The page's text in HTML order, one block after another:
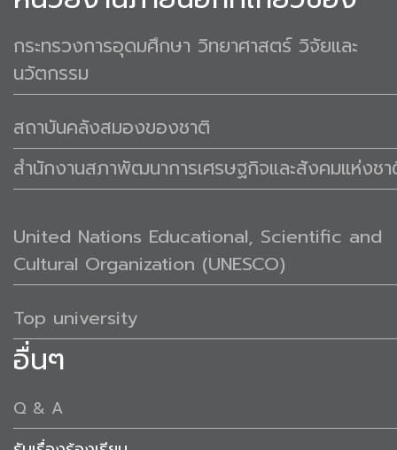
กระทรวงการอุดมศึกษา วิทยาศาสตร์ วิจัยและ
นวัตกรรม
สถาบันคลังสมองของชาติ
สำนักงานสภาพัฒนาการเศรษฐกิจและสังคมแห่งช
United Nations Educational, Scientific and
Cultural Organization (UNESCO)
Top university
อื่นๆ
Q & A